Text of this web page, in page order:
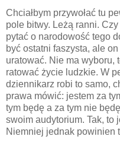
Chciałbym przywołać tu
pole bitwy. Leżą ranni.
pytać o narodowość tego
być ostatni faszysta, ale
uratować. Nie ma wyboru,
ratować życie ludzkie. W
dziennikarz robi to samo,
prawa mówić: jestem za
tym będę a za tym nie
swoim audytorium. Tak, to
Niemniej jednak powinien